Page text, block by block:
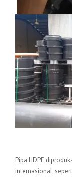
Pipa HDPE
internasional,